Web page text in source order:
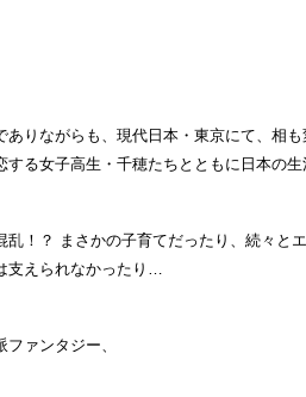
りながらも、現代⽇本・東京にて、相も
る⼥⼦⾼⽣・千穂たちとともに⽇本の
！？ まさかの⼦育てだったり、続々と
⽀えられなかったり…
ァンタジー、